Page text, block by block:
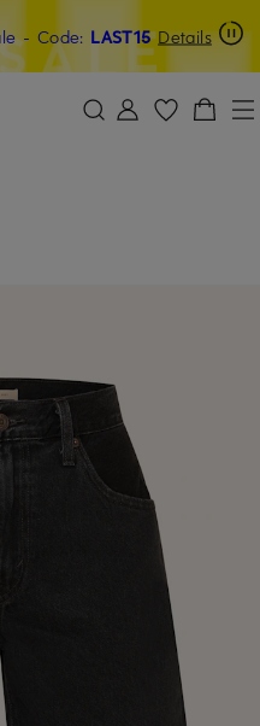
ZUM SUCHFELD ÜBERSPRINGEN
- Code: LAST15 Details
Beyond sichern